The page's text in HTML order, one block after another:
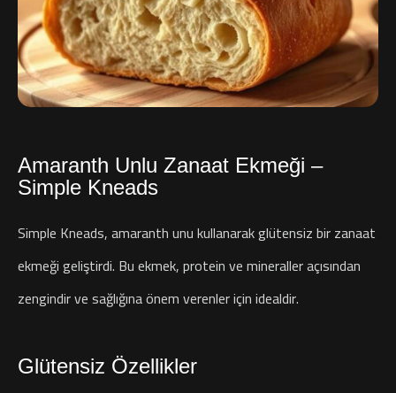
Amaranth Unlu Zanaat Ekmeği –
Simple Kneads
Simple Kneads, amaranth unu kullanarak glütensiz bir zanaat
ekmeği geliştirdi. Bu ekmek, protein ve mineraller açısından
zengindir ve sağlığına önem verenler için idealdir.
Glütensiz Özellikler